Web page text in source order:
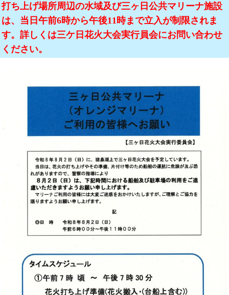
打ち上げ場所周辺の水域及び三ヶ日公共マリーナ施設
は、当日午前6時から午後11時まで立入が制限されま
す。詳しくは三ケ日花火大会実行員会にお問い合わせ
ください。